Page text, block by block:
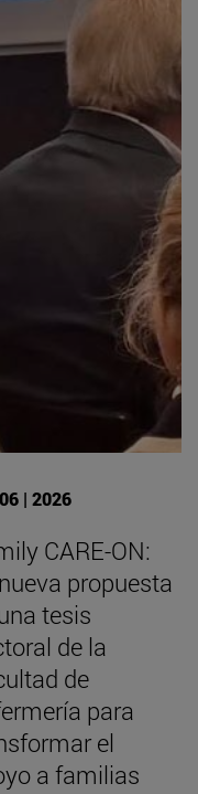
| 2026
CARE-ON:
propuesta
tesis
de la
de
para
el
a familias